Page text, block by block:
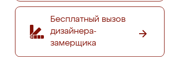
Бесплатный вызов
дизайнера-
замерщика